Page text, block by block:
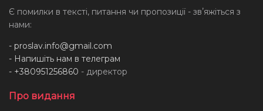
Є помилки в тексті, питання чи пропозиції - звʼяжіться з
нами:
- proslav.info@gmail.com
- Напишіть нам в телеграм
- +380951256860 - директор
Про видання